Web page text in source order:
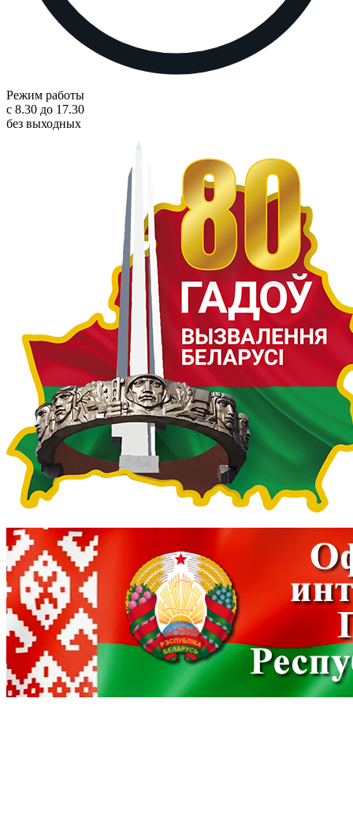
Режим работы
с 8.30 до 17.30
без выходных